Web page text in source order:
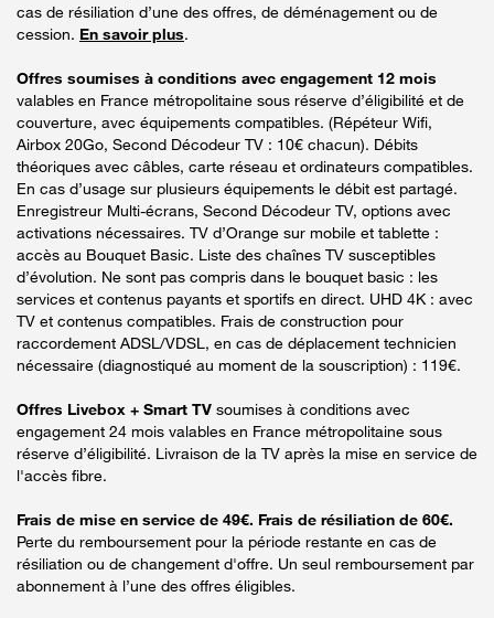
cas de résiliation d’une des offres, de déménagement ou de
cession. En savoir plus.
Offres soumises à conditions avec engagement 12 mois
valables en France métropolitaine sous réserve d’éligibilité et de
couverture, avec équipements compatibles. (Répéteur Wifi,
Airbox 20Go, Second Décodeur TV : 10€ chacun). Débits
théoriques avec câbles, carte réseau et ordinateurs compatibles.
En cas d’usage sur plusieurs équipements le débit est partagé.
Enregistreur Multi-écrans, Second Décodeur TV, options avec
activations nécessaires. TV d’Orange sur mobile et tablette :
accès au Bouquet Basic. Liste des chaînes TV susceptibles
d’évolution. Ne sont pas compris dans le bouquet basic : les
services et contenus payants et sportifs en direct. UHD 4K : avec
TV et contenus compatibles. Frais de construction pour
raccordement ADSL/VDSL, en cas de déplacement technicien
nécessaire (diagnostiqué au moment de la souscription) : 119€.
Offres Livebox + Smart TV soumises à conditions avec
engagement 24 mois valables en France métropolitaine sous
réserve d’éligibilité. Livraison de la TV après la mise en service de
l'accès fibre.
Frais de mise en service de 49€. Frais de résiliation de 60€.
Perte du remboursement pour la période restante en cas de
résiliation ou de changement d'offre. Un seul remboursement par
abonnement à l’une des offres éligibles.